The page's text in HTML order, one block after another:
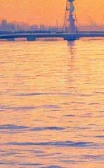
Концерт
Иоганна
«Бах